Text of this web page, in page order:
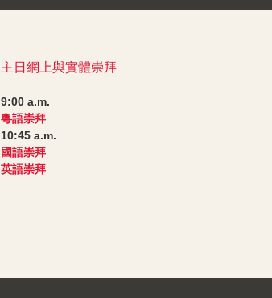
主日網上與實體崇拜
9:00 a.m.
粵語崇拜
10:45 a.m.
國語崇拜
英語崇拜